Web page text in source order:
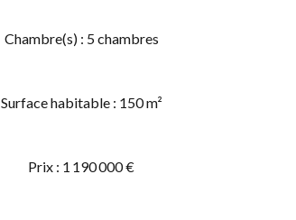
Chambre(s) : 5 chambres
Surface habitable : 150 m²
Prix : 1 190 000 €